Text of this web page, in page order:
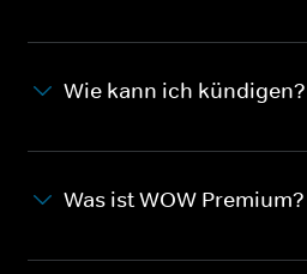
Wie kann ich kündigen?
Was ist WOW Premium?